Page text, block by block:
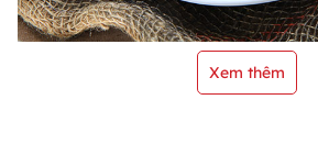
Xem thêm